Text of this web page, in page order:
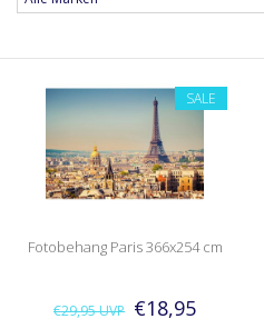
SALE
Fotobehang Paris 366x254 cm
€29,95UVP €18,95